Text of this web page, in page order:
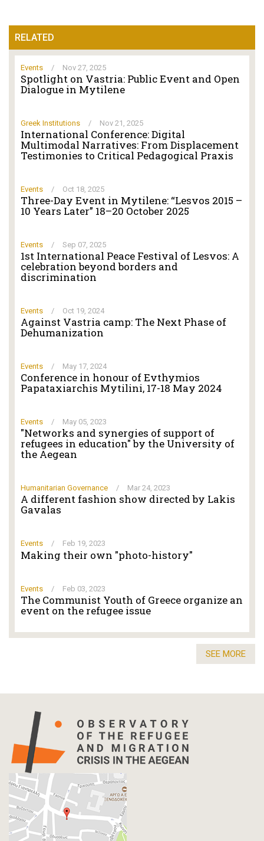
RELATED
Events / Nov 27, 2025
Spotlight on Vastria: Public Event and Open
Dialogue in Mytilene
Greek Institutions / Nov 21, 2025
International Conference: Digital
Multimodal Narratives: From Displacement
Testimonies to Critical Pedagogical Praxis
Events / Oct 18, 2025
Three-Day Event in Mytilene: “Lesvos 2015 –
10 Years Later” 18–20 October 2025
Events / Sep 07, 2025
1st International Peace Festival of Lesvos: A
celebration beyond borders and
discrimination
Events / Oct 19, 2024
Against Vastria camp: The Next Phase of
Dehumanization
Events / May 17, 2024
Conference in honour of Evthymios
Papataxiarchis Mytilini, 17-18 May 2024
Events / May 05, 2023
"Networks and synergies of support of
refugees in education" by the University of
the Aegean
Humanitarian Governance / Mar 24, 2023
A different fashion show directed by Lakis
Gavalas
Events / Feb 19, 2023
Making their own "photo-history"
Events / Feb 03, 2023
The Communist Youth of Greece organize an
event on the refugee issue
SEE MORE